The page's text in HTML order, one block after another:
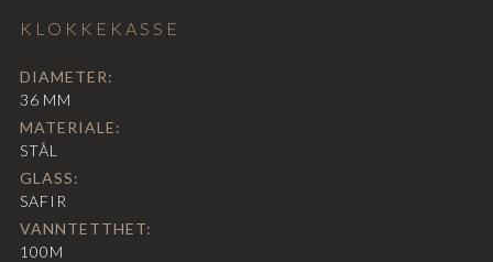
KLOKKEKASSE
DIAMETER:
36 MM
MATERIALE:
STÅL
GLASS:
SAFIR
VANNTETTHET:
100M